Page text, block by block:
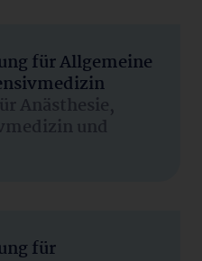
für Allgemeine
Anästhesie,
und
für